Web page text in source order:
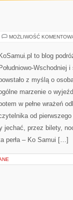
MOŻLIWOŚĆ
KoSamui.pl to blog
Południowo-Wschodniej
z myślą o
marzenie o
w pełne wrażeń
od
jechać, przez bilety,
perła – Ko Samui […]